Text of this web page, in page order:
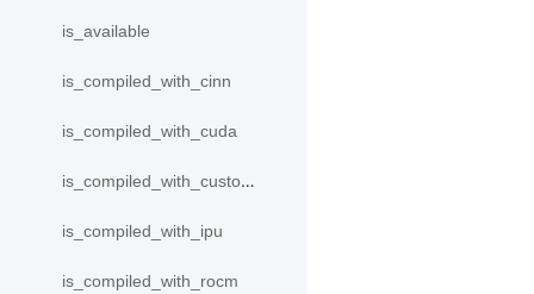
is_available
is_compiled_with_cinn
is_compiled_with_cuda
is_compiled_with_custom_device
is_compiled_with_ipu
is_compiled_with_rocm